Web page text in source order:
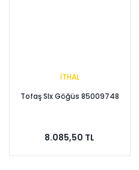
İTHAL
Tofaş Slx Göğüs 85009748
8.085,50 TL